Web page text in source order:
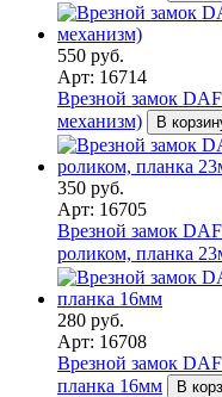
550 руб.
Арт: 16714
Врезной замок
механизм)
В
350 руб.
Арт: 16705
Врезной замок
роликом, планка
280 руб.
Арт: 16708
Врезной замок
планка 16мм
В